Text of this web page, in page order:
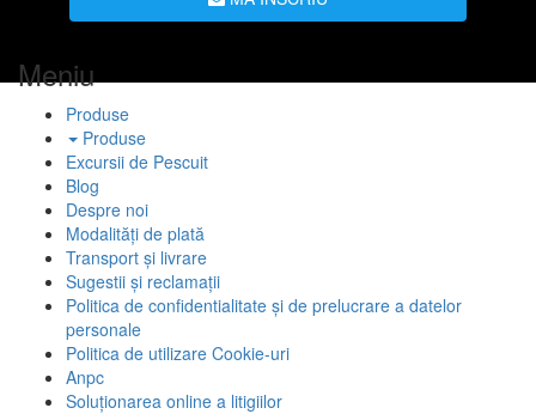
Meniu
Produse
Produse
Excursii de Pescuit
Blog
Despre noi
Modalități de plată
Transport și livrare
Sugestii și reclamații
Politica de confidentialitate și de prelucrare a datelor
personale
Politica de utilizare Cookie-uri
Anpc
Soluționarea online a litigiilor